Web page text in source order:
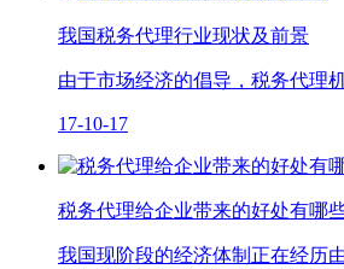
我国税务代理行业现状及前景
由于市场经济的倡导，税务代理
17-10-17
税务代理​给企业带来的好处有哪
我国现阶段的经济体制正在经历